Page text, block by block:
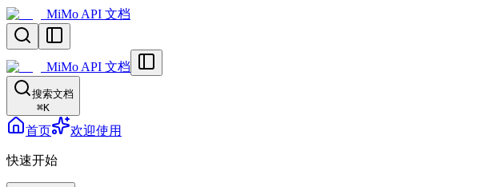
MiMo API 文档
MiMo API 文档
搜索文档
⌘K
首页 欢迎使用
快速开始